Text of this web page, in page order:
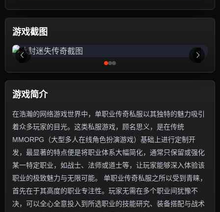
游戏截图
游戏简介
在浩瀚的网络游戏世界中，单职业传奇私服以其独特的魅力吸引
着众多玩家的目光。这类私服游戏，顾名思义，是在传统
MMORPG（大型多人在线角色扮演游戏）基础上进行定制开
发，最显著的特点便是将职业体系大幅简化，通常只保留或强化
某一特定职业，如战士、法师或道士等，让玩家能够深入体验该
职业的极致魅力与无限可能。 单职业传奇私服之所以受到青睐，
首先在于其高度的职业专注性。玩家无需在多个职业间犹豫不
决，可以全心全意投入到所选职业的技能研究、装备搭配与战术